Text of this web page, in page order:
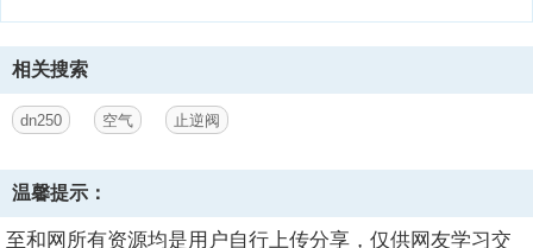
相关搜索
dn250 空气 止逆阀
温馨提示：
至和网所有资源均是用户自行上传分享，仅供网友学习交